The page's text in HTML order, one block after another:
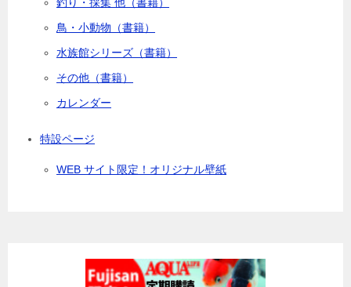
釣り・採集 他（書籍）
鳥・小動物（書籍）
水族館シリーズ（書籍）
その他（書籍）
カレンダー
特設ページ
WEB サイト限定！オリジナル壁紙